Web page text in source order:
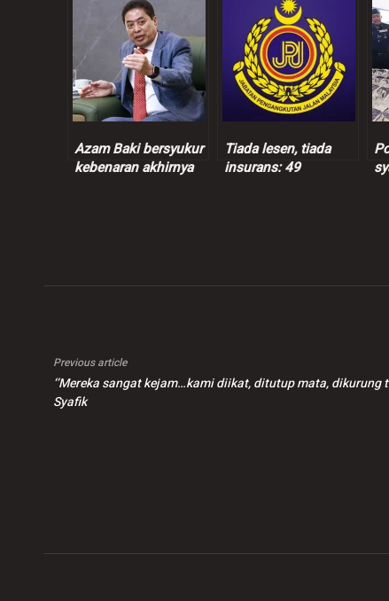
Azam Baki bersyukur
kebenaran akhirnya
Tiada lesen, tiada
insurans: 49
Previous article
‘’Mereka sangat kejam…kami diikat, ditutup mata, dikurung
Syafik